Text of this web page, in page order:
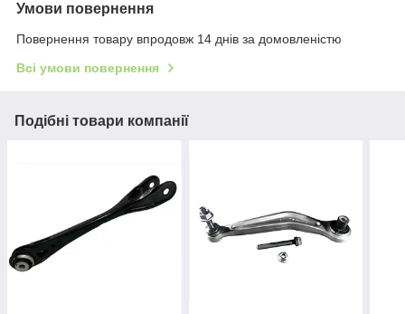
Умови повернення
Повернення товару впродовж 14 днів за домовленістю
Всі умови повернення
Подібні товари компанії